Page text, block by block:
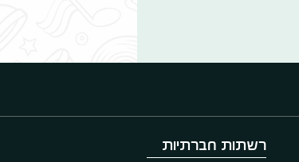
רשתות חברתיות